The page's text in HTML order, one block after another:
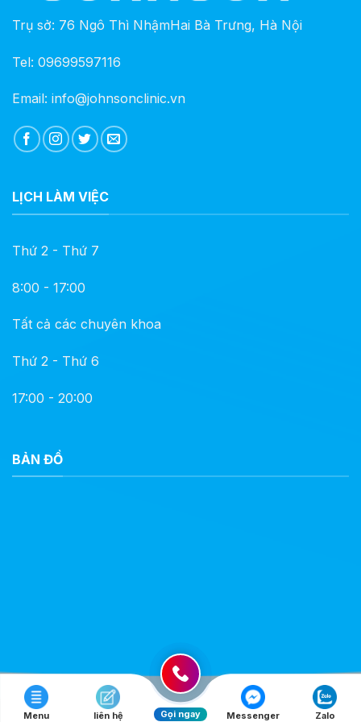
Trụ sở: 76 Ngô Thì NhậmHai Bà Trưng, Hà Nội
Tel: 09699597116
Email: info@johnsonclinic.vn
LỊCH LÀM VIỆC
Thứ 2 - Thứ 7
8:00 - 17:00
Tất cả các chuyên khoa
Thứ 2 - Thứ 6
17:00 - 20:00
BẢN ĐỒ
Menu liên hệ Gọi ngay Messenger Zalo